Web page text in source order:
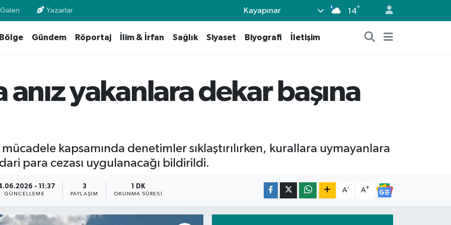
Yazarlar Kayapınar 14°
Bölge Gündem Röportaj İlim & İrfan Sağlık Siyaset Biyografi İletişim
anız yakanlara dekar başına
mücadele kapsamında denetimler sıklaştırılırken, kurallara uymayanlara
para cezası uygulanacağı bildirildi.
- 11:37
GÜNCELLEME
3
PAYLAŞIM
1 DK
OKUNMA SÜRESI
A- A+